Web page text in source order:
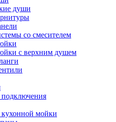
души
со смесителем
с верхним душем
мойки